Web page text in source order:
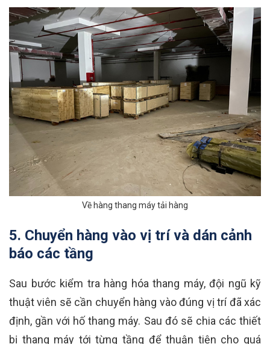
Về hàng thang máy tải hàng
5. Chuyển hàng vào vị trí và dán cảnh
báo các tầng
Sau bước kiểm tra hàng hóa thang máy, đội ngũ kỹ
thuật viên sẽ cần chuyển hàng vào đúng vị trí đã xác
định, gần với hố thang máy. Sau đó sẽ chia các thiết
bị thang máy tới từng tầng để thuận tiện cho quá